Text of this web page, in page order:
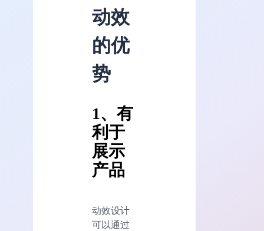
动效
的优
势
1、有
利于
展示
产品
动效设计
可以通过